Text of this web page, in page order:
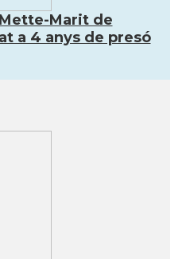
Marit de
a 4 anys de presó